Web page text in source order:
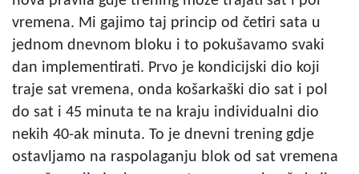
vremena. Mi gajimo taj princip od četiri sata u
jednom dnevnom bloku i to pokušavamo svaki
dan implementirati. Prvo je kondicijski dio koji
traje sat vremena, onda košarkaški dio sat i pol
do sat i 45 minuta te na kraju individualni dio
nekih 40-ak minuta. To je dnevni trening gdje
ostavljamo na raspolaganju blok od sat vremena